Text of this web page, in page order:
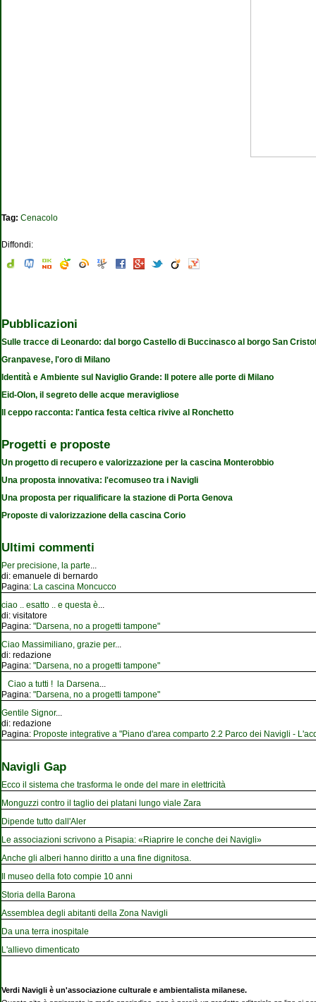
Tag: Cenacolo
Diffondi:
Pubblicazioni
Sulle tracce di Leonardo: dal borgo Castello di Buccinasco al borgo San
Granpavese, l'oro di Milano
Identità e Ambiente sul Naviglio Grande: Il potere alle porte di Milano
Eid-Olon, il segreto delle acque meravigliose
Il ceppo racconta: l'antica festa celtica rivive al Ronchetto
Progetti e proposte
Un progetto di recupero e valorizzazione per la cascina Monterobbio
Una proposta innovativa: l'ecomuseo tra i Navigli
Una proposta per riqualificare la stazione di Porta Genova
Proposte di valorizzazione della cascina Corio
Ultimi commenti
Per precisione, la parte
di: emanuele di bernardo
Pagina: La cascina Moncucco
ciao .. esatto .. e questa è
di: visitatore
Pagina: "Darsena, no a progetti tampone"
Ciao Massimiliano, grazie per...
di: redazione
Pagina: "Darsena, no a progetti tampone"
Ciao a tutti ! la Darsena
Pagina: "Darsena, no a progetti tampone"
Gentile Signor...
di: redazione
Pagina: Proposte integrative a "Piano d'area comparto 2.2 Parco dei Navigli -
Navigli Gap
Ecco il sistema che trasforma le onde del mare in elettricità
Monguzzi contro il taglio dei platani lungo viale Zara
Dipende tutto dall'Aler
Le associazioni scrivono a Pisapia: «Riaprire le conche dei Navigli»
Anche gli alberi hanno diritto a una fine dignitosa.
Il museo della foto compie 10 anni
Storia della Barona
Assemblea degli abitanti della Zona Navigli
Da una terra inospitale
L'allievo dimenticato
Verdi Navigli è un'associazione culturale e ambientalista milanese.